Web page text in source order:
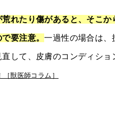
れたり傷があると、そこか
要注意。一過性の場合は、
して、皮膚のコンディショ
獣医師コラム］